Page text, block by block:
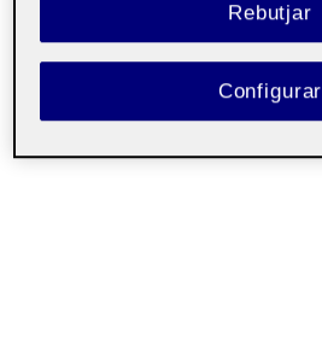
Rebutjar
Configurar